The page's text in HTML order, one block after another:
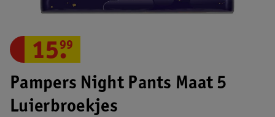
Pampers Night Pants Maat 5
Luierbroekjes
15.
99